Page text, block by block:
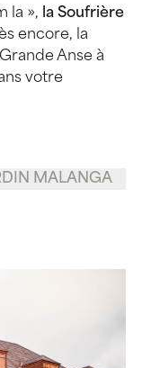
la », la Soufrière
encore, la
Anse à
votre
MALANGA